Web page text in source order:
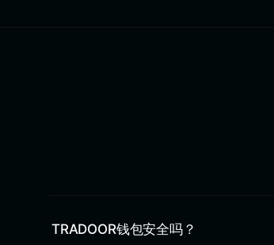
TRADOOR钱包安全吗？